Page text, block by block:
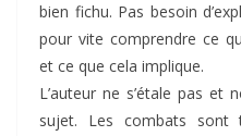
bien fichu. Pas besoin
pour vite comprendre ce
et ce que cela implique.
L’auteur ne s’étale pas
sujet. Les combats sont